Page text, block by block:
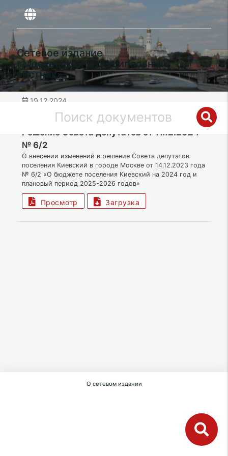
Сетевое издание
«Московский муниципальный
вестник»
19.12.2024
ТАО | Муниципальный округ Бекасово
Решение Совета депутатов от 11.12.2024
№ 6/2
О внесении изменений в решение Совета депутатов
поселения Киевский в городе Москве от 14.12.2023 года
№ 6/2 «О бюджете поселения Киевский на 2024 год и
плановый период 2025-2026 годов»
Просмотр Загрузка
О сетевом издании